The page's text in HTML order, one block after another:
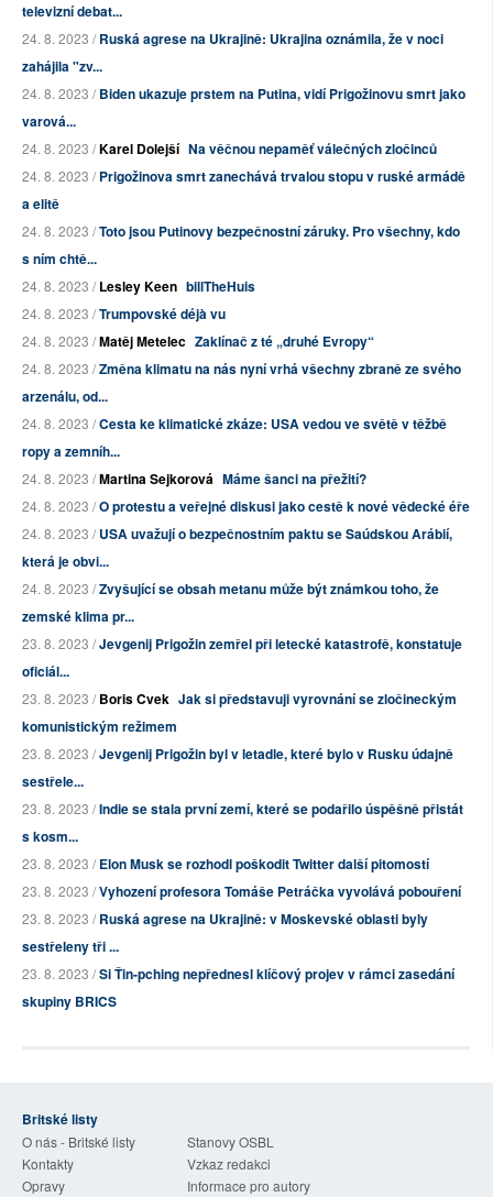
televizní debat...
24. 8. 2023 /Ruská agrese na Ukrajině: Ukrajina oznámila, že v noci
zahájila "zv...
24. 8. 2023 /Biden ukazuje prstem na Putina, vidí Prigožinovu smrt jako
varová...
24. 8. 2023 /Karel Dolejší Na věčnou nepaměť válečných zločinců
24. 8. 2023 /Prigožinova smrt zanechává trvalou stopu v ruské armádě
a elitě
24. 8. 2023 /Toto jsou Putinovy bezpečnostní záruky. Pro všechny, kdo
s ním chtě...
24. 8. 2023 /Lesley Keen billTheHuis
24. 8. 2023 /Trumpovské déjà vu
24. 8. 2023 /Matěj Metelec Zaklínač z té „druhé Evropy“
24. 8. 2023 /Změna klimatu na nás nyní vrhá všechny zbraně ze svého
arzenálu, od...
24. 8. 2023 /Cesta ke klimatické zkáze: USA vedou ve světě v těžbě
ropy a zemníh...
24. 8. 2023 /Martina Sejkorová Máme šanci na přežití?
24. 8. 2023 /O protestu a veřejné diskusi jako cestě k nové vědecké éře
24. 8. 2023 /USA uvažují o bezpečnostním paktu se Saúdskou Arábií,
která je obvi...
24. 8. 2023 /Zvyšující se obsah metanu může být známkou toho, že
zemské klima pr...
23. 8. 2023 /Jevgenij Prigožin zemřel při letecké katastrofě, konstatuje
oficiál...
23. 8. 2023 /Boris Cvek Jak si představuji vyrovnání se zločineckým
komunistickým režimem
23. 8. 2023 /Jevgenij Prigožin byl v letadle, které bylo v Rusku údajně
sestřele...
23. 8. 2023 /Indie se stala první zemí, které se podařilo úspěšně přistát
s kosm...
23. 8. 2023 /Elon Musk se rozhodl poškodit Twitter další pitomostí
23. 8. 2023 /Vyhození profesora Tomáše Petráčka vyvolává pobouření
23. 8. 2023 /Ruská agrese na Ukrajině: v Moskevské oblasti byly
sestřeleny tři ...
23. 8. 2023 /Si Ťin-pching nepřednesl klíčový projev v rámci zasedání
skupiny BRICS
Britské listy
O nás - Britské listy
Stanovy OSBL
Kontakty
Vzkaz redakci
Opravy
Informace pro autory